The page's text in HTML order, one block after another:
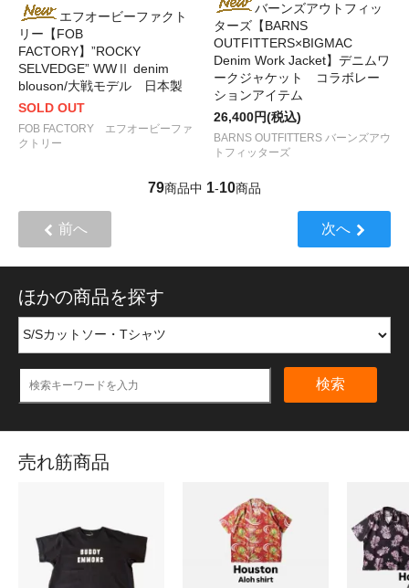
エフオービーファクト
リー【FOB
FACTORY】”ROCKY
SELVEDGE” WWⅡ denim
blouson/大戦モデル 日本製
SOLD OUT
FOB FACTORY エフオービーファ
クトリー
バーンズアウトフィッ
ターズ【BARNS
OUTFITTERS×BIGMAC
Denim Work Jacket】デニムワ
ークジャケット コラボレー
ションアイテム
26,400円(税込)
BARNS OUTFITTERS バーンズアウ
トフィッターズ
79商品中 1-10商品
前へ 次へ
ほかの商品を探す
検索
売れ筋商品